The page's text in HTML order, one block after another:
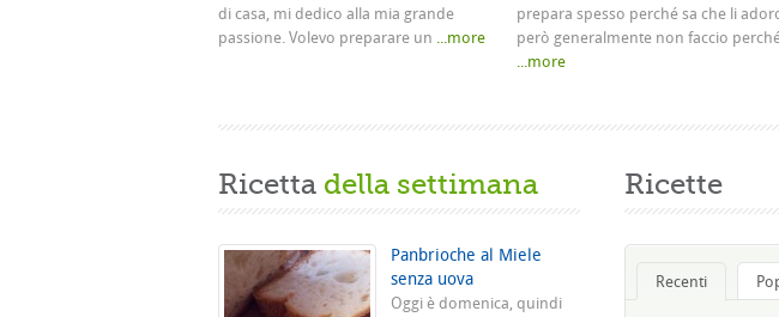
di casa, mi dedico alla mia grande
passione. Volevo preparare un ...more
prepara spesso perché sa che li
però generalmente non faccio
...more
Ricetta della settimana
Panbrioche al Miele
senza uova
Oggi è domenica, quindi
Ricette
Recenti